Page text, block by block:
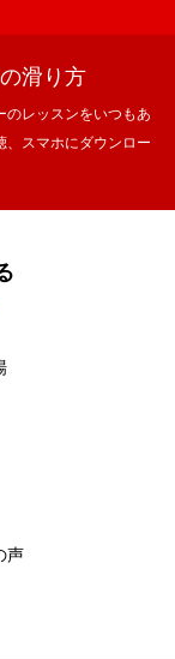
滑り方
のレッスンをいつもあ
、スマホにダウンロー
声